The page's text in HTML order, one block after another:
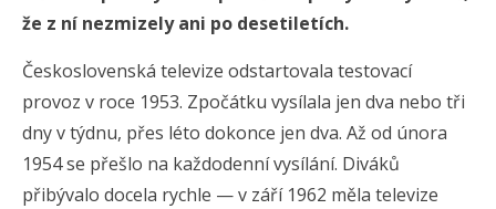
že z ní nezmizely ani po desetiletích.
Československá televize odstartovala testovací
provoz v roce 1953. Zpočátku vysílala jen dva nebo tři
dny v týdnu, přes léto dokonce jen dva. Až od února
1954 se přešlo na každodenní vysílání. Diváků
přibývalo docela rychle — v září 1962 měla televize